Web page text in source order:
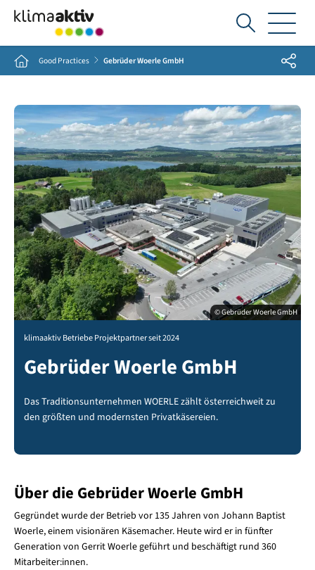
Ich
suche...
Home Good Practices Gebrüder Woerle GmbH Share
© Gebrüder Woerle GmbH
klimaaktiv Betriebe Projektpartner seit 2024
Gebrüder Woerle GmbH
Das Traditionsunternehmen WOERLE zählt österreichweit zu
den größten und modernsten Privatkäsereien.
Über die Gebrüder Woerle GmbH
Gegründet wurde der Betrieb vor 135 Jahren von Johann Baptist
Woerle, einem visionären Käsemacher. Heute wird er in fünfter
Generation von Gerrit Woerle geführt und beschäftigt rund 360
Mitarbeiter:innen.